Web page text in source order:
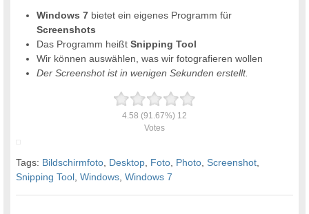
Windows 7 bietet ein eigenes Programm für
Screenshots
Das Programm heißtSnipping Tool
Wir können auswählen, was wir fotografieren wollen
Der Screenshot ist in wenigen Sekunden erstellt.
4.58 (91.67%) 12
Votes
Tags: Bildschirmfoto Desktop Foto Photo Screenshot
Snipping Tool ,Windows ,Windows 7